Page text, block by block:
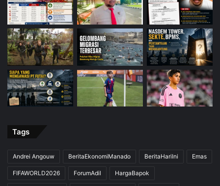
Tags
Andrei Angouw BeritaEkonomiManado BeritaHariIni Emas
FIFAWORLD2026 ForumAdil HargaBapok